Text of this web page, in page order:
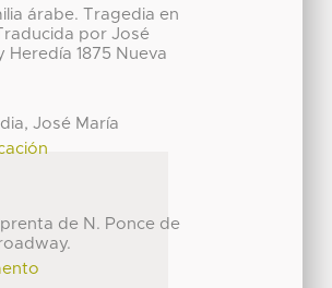
árabe. Tragedia en
por José
Heredía 1875 Nueva
José María
de N. Ponce de